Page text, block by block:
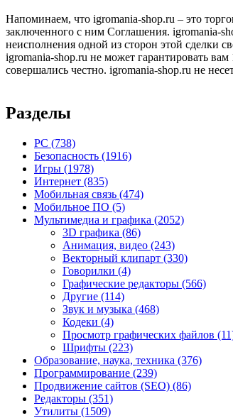
Напоминаем, что igromania-shop.ru – это
заключенного с ним Соглашения. igromania-
неисполнения одной из сторон этой сделки
igromania-shop.ru не может гарантировать
совершались честно. igromania-shop.ru не
Разделы
PC (738)
Безопасность (1916)
Игры (1978)
Интернет (835)
Мобильная связь (474)
Мобильное ПО (5)
Мультимедиа и графика (2052)
3D графика (86)
Анимация, видео (243)
Векторный клипарт (330)
Говорилки (4)
Графические редакторы (566)
Другие (114)
Звук и музыка (468)
Кодеки (4)
Просмотр графических файлов
Шрифты (223)
Образование, наука, техника (376)
Программирование (239)
Продвижение сайтов (SEO) (86)
Редакторы (351)
Утилиты (1509)